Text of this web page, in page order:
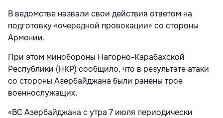
В ведомстве назвали свои действия ответом на
подготовку «очередной провокации» со стороны
Армении.
При этом минобороны Нагорно-Карабахской
Республики (НКР) сообщило, что в результате атаки
со стороны Азербайджана были ранены трое
военнослужащих.
«ВС Азербайджана с утра 7 июля периодически